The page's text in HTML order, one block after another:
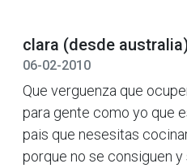
clara (desde
06-02-2010
Que verguenza que
para gente como yo que
pais que nesesitas
porque no se consiguen